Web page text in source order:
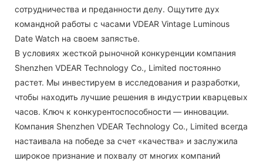
сотрудничества и преданности делу. Ощутите дух
командной работы с часами VDEAR Vintage Luminous
Date Watch на своем запястье.
В условиях жесткой рыночной конкуренции компания
Shenzhen VDEAR Technology Co., Limited постоянно
растет. Мы инвестируем в исследования и разработки,
чтобы находить лучшие решения в индустрии кварцевых
часов. Ключ к конкурентоспособности — инновации.
Компания Shenzhen VDEAR Technology Co., Limited всегда
настаивала на победе за счет «качества» и заслужила
широкое признание и похвалу от многих компаний